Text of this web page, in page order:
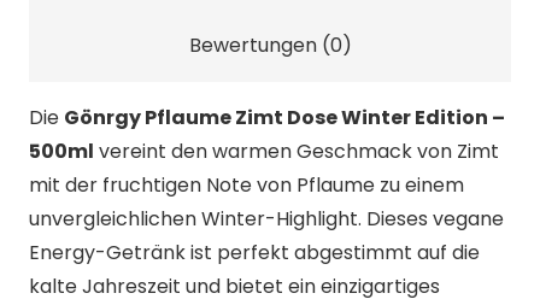
Bewertungen (0)
Die Gönrgy Pflaume Zimt Dose Winter Edition –
500ml vereint den warmen Geschmack von Zimt
mit der fruchtigen Note von Pflaume zu einem
unvergleichlichen Winter-Highlight. Dieses vegane
Energy-Getränk ist perfekt abgestimmt auf die
kalte Jahreszeit und bietet ein einzigartiges